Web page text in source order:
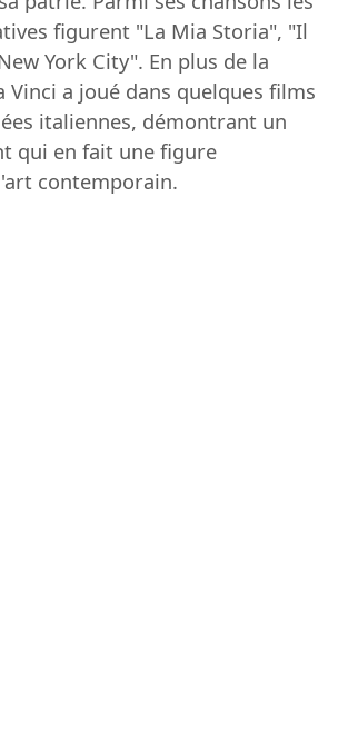
figurent "La Mia Storia", "Il
York City". En plus de la
Vinci a joué dans quelques films
italiennes, démontrant un
qui en fait une figure
contemporain.